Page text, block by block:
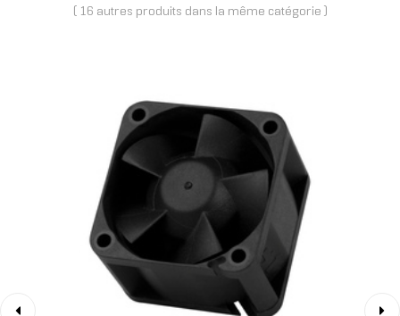
( 16 autres produits dans la même catégorie )